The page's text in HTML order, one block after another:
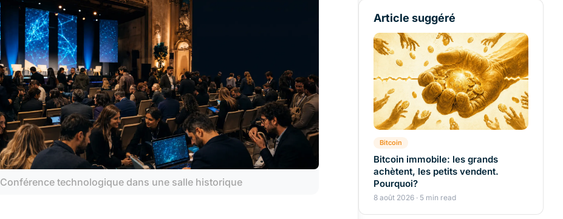
Conférence technologique dans une salle historique
Article suggéré
Bitcoin
Bitcoin immobile: les grands
achètent, les petits vendent.
Pourquoi?
8 août 2026 · 5 min read